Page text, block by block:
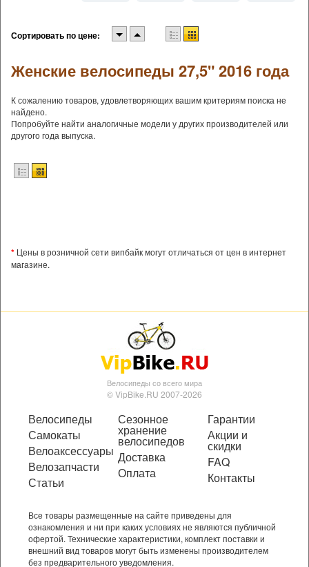
Сортировать по цене:
Женские велосипеды 27,5" 2016 года
К сожалению товаров, удовлетворяющих вашим критериям поиска не
найдено.
Попробуйте найти аналогичные модели у других производителей или
другого года выпуска.
* Цены в розничной сети випбайк могут отличаться от цен в интернет
магазине.
Велосипеды со всего мира
© VipBike.RU 2007-2026
Велосипеды
Самокаты
Велоаксессуары
Велозапчасти
Статьи
Сезонное
хранение
велосипедов
Доставка
Оплата
Гарантии
Акции и
скидки
FAQ
Контакты
Все товары размещенные на сайте приведены для
ознакомления и ни при каких условиях не являются публичной
офертой. Технические характеристики, комплект поставки и
внешний вид товаров могут быть изменены производителем
без предварительного уведомления.